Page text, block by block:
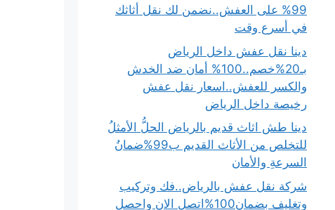
99% على العفش..نضمن لك نقل أثاثك
في أسرع وقت
دينا نقل عفش داخل الرياض
بـ20%خصم..100% أمان ضد الخدش
والكسر للعفش..اسعار نقل عفش
رخيصة داخل الرياض
دينا طش اثاث قديم بالرياض الحلُّ الأمثلُ
للتخلص من الأثاث القديم ب99%ضمانُ
السرعةِ والأمان
شركة نقل عفش بالرياض..فك وتركيب
وتغليف بضمان100%اتصل الان واحصل